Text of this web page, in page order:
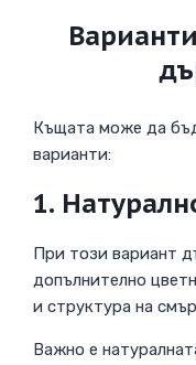
Къщата може да
варианти:
1.
При този вариант
допълнително
и структура на
Важно е